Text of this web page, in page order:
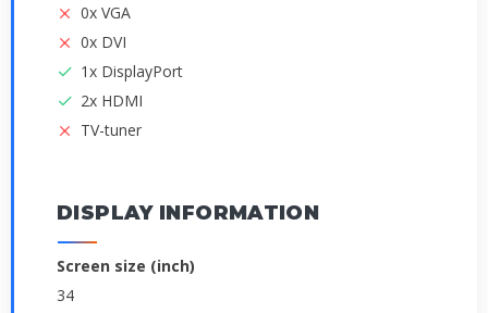
0x VGA
0x DVI
1x DisplayPort
2x HDMI
TV-tuner
DISPLAY INFORMATION
Screen size (inch)
34